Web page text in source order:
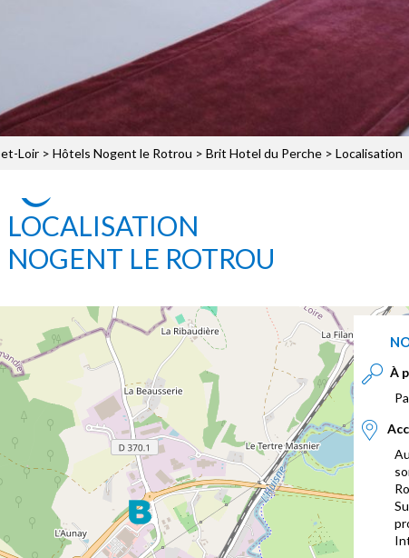
Loir > Hôtels Nogent le Rotrou > Brit Hotel du Perche > Localisation
LOCALISATION
NOGENT LE ROTROU
À